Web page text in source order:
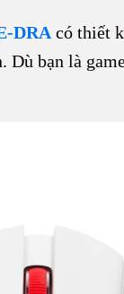
DRA có thiết
bạn là